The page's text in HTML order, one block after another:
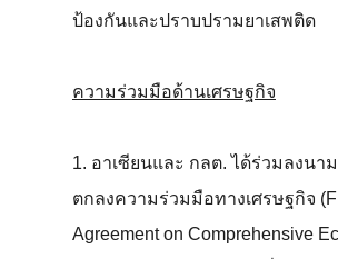
ป้องกันและปราบปรามยาเสพติด
ความร่วมมือด้านเศรษฐกิจ
1. อาเซียนและ กลต. ได้ร่วมลงนา
ตกลงความร่วมมือทางเศรษฐกิจ
Agreement on Comprehensive